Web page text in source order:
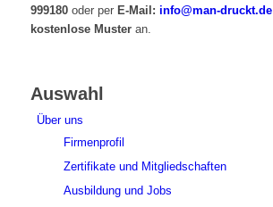
999180oder perE-Mail: info@man-druckt.de
kostenlose Musteran.
Auswahl
Über uns
Firmenprofil
Zertifikate und Mitgliedschaften
Ausbildung und Jobs